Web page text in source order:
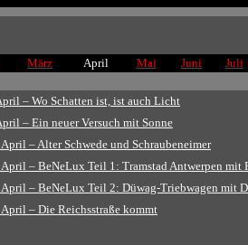
März April Mai Juni Juli
– Wo Schatten ist, ist auch Licht
– Ein neuer Versuch mit Sonne
April – Alter Schwede und Schraubeneimer
April – BeNeLux Teil 1: Tramstad Antwerpen mit
April – BeNeLux Teil 2: Düwag-Triebwagen mit
– Die Reichsstraße kommt